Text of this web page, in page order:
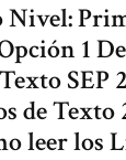
Nivel:
1
SEP
de Texto
leer los